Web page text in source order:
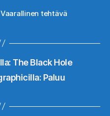
Vaarallinen tehtävä
The Black Hole
Paluu